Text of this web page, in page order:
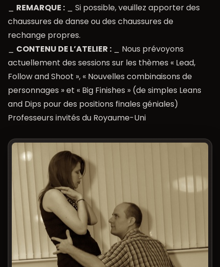
REMARQUE : _ Si possible, veuillez apporter des
chaussures de danse ou des chaussures de
rechange propres.
CONTENU DE L’ATELIER : _ Nous prévoyons
actuellement des sessions sur les thèmes « Lead,
Follow and Shoot », « Nouvelles combinaisons de
personnages » et « Big Finishes » (de simples Leans
and Dips pour des positions finales géniales)
Professeurs invités du Royaume-Uni